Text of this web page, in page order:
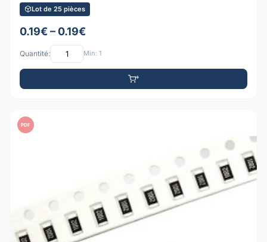
Lot de 25 pièces
0.19€ – 0.19€
Quantité: Min: 1
PDF